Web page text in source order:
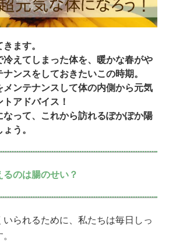
ます。
冷えてしまった体を、暖かな春がや
ンスをしておきたいこの時期。
メンテナンスして体の内側から元気
アドバイス！
なって、これから訪れるぽかぽか陽
う。
のは腸のせい？
られるために、私たちは毎日しっ